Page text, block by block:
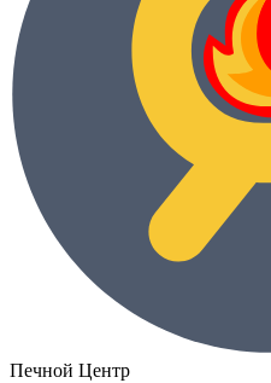
Печной Центр